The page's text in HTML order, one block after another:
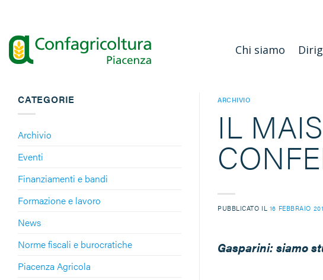
contenuti
Chi siamo
CATEGORIE
Archivio
Eventi
Finanziamenti e bandi
Formazione e lavoro
News
Norme fiscali e burocratiche
Piacenza Agricola
ARCHIVIO
IL
PUBBLICATO IL 16 FEBBRAIO
Gasparini: siamo